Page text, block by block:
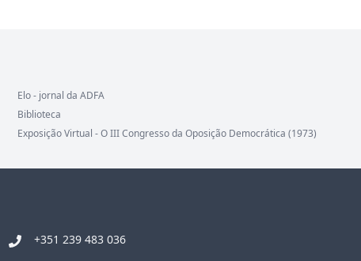
Elo - jornal da ADFA
Biblioteca
Exposição Virtual - O III Congresso da Oposição Democrática (1973)
+351 239 483 036